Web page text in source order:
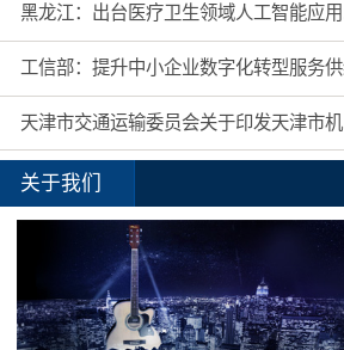
工信部：提升中小企业数字化转型服务
天津市
关于我们